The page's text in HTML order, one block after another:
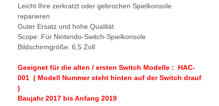
Leicht Ihre zerkratzt oder gebrochen Spielkonsole
reparieren
Guter Ersatz und hohe Qualität
Scope: Für Nintendo-Switch-Spielkonsole
Bildschirmgröße: 6,5 Zoll
Geeignet für die alten / ersten Switch Modelle : HAC-
001 ( Modell Nummer steht hinten auf der Switch drauf
)
Baujahr 2017 bis Anfang 2019